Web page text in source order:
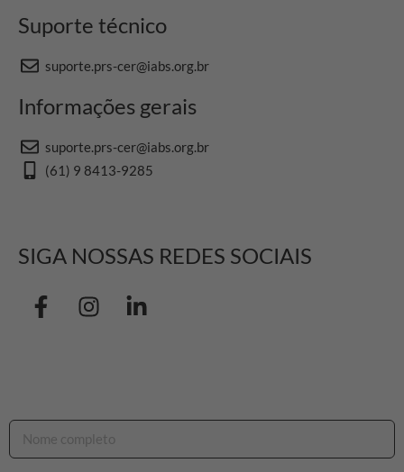
Suporte técnico
suporte.prs-cer@iabs.org.br
Informações gerais
suporte.prs-cer@iabs.org.br
(61) 9 8413-9285
SIGA NOSSAS REDES SOCIAIS